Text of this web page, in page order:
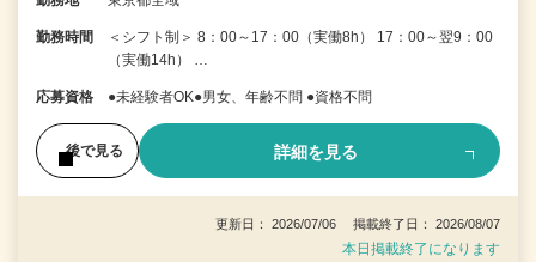
勤務時間
＜シフト制＞ 8：00～17：00（実働8h） 17：00～翌9：00
（実働14h） …
応募資格 ●未経験者OK●男女、年齢不問 ●資格不問
後で見る 詳細を見る
更新日： 2026/07/06 掲載終了日： 2026/08/07
本日掲載終了になります